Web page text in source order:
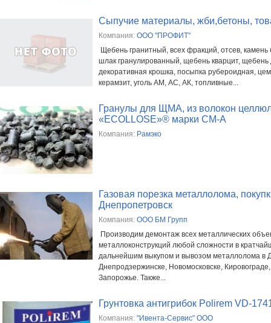
Сыпучие материалы, жби,бетоны,
Компания: ООО "ПРОФИТ"
Щебень гранитный, всех фракций, отсев,
шлак гранулированный, щебень кварцит,
декоративная крошка, посыпка рубероидная,
керамзит, уголь АМ, АС, АК, топливные...
Гранулы для ЩМА, из волокон
«ECOLLOSE»® марки СМ-А
Компания: Рамэко
Газовая порезка металлолома,
Днепропетровск
Компания: ООО БМ Групп
Производим демонтаж всех металлических
металлоконструкций любой сложности в
дальнейшим выкупом и вывозом металлолома в
Днепродзержинске, Новомосковске,
Запорожье. Также...
Грунтовка антигрибок Polirem VD-
Компания: "Ивента-Сервис" ООО